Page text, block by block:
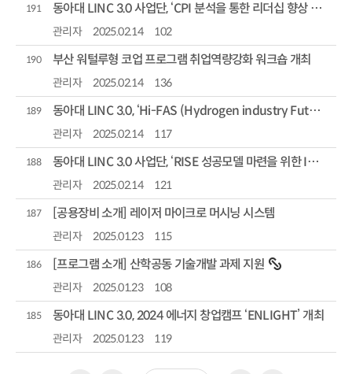
191 동아대 LINC 3.0 사업단, ‘CPI 분석을 통한 리더십 향상 및 갈등 관리 교육’실시
관리자 2025.02.14 102
190 부산 워털루형 코업 프로그램 취업역량강화 워크숍 개최
관리자 2025.02.14 136
189 동아대 LINC 3.0, ‘Hi-FAS (Hydrogen industry Future & An...
관리자 2025.02.14 117
188 동아대 LINC 3.0 사업단, ‘RISE 성공모델 마련을 위한 IP 기술사업화 활성화 세미나’개최
관리자 2025.02.14 121
187 [공용장비 소개] 레이저 마이크로 머시닝 시스템
관리자 2025.01.23 115
186 [프로그램 소개] 산학공동 기술개발 과제 지원
관리자 2025.01.23 108
185 동아대 LINC 3.0, 2024 에너지 창업캠프 ‘ENLIGHT’ 개최
관리자 2025.01.23 119